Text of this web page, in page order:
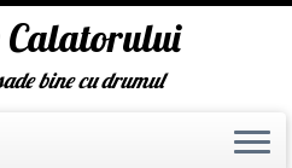
Calatorului
bine cu drumul